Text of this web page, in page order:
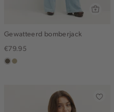
Gewatteerd bomberjack
€79.95
middenbruin
lichtkhaki